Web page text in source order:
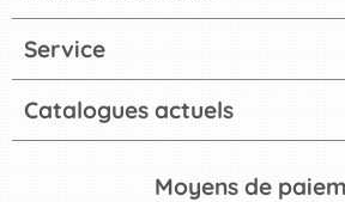
Catalogues actuels
Service
Moyens de